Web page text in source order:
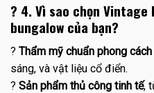
? 4. Vì sao chọn Vintage
bungalow của bạn?
? Thẩm mỹ chuẩn phong
sáng, và vật liệu cổ điển.
? Sản phẩm thủ công tinh tế,